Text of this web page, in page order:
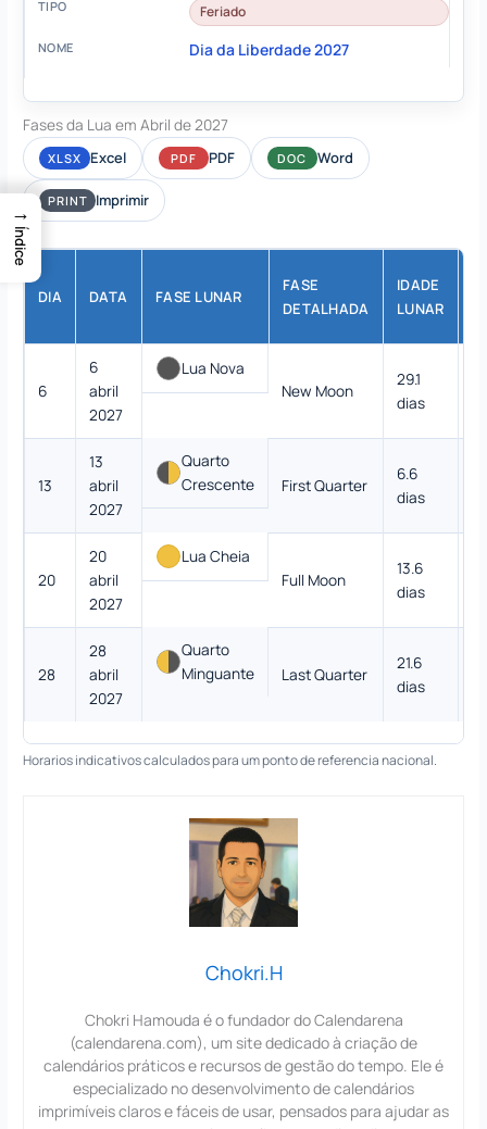
Feriado
Dia da Liberdade 2027
Fases da Lua em Abril de 2027
XLSX Excel PDF PDF DOC Word
PRINT Imprimir
DIA DATA FASE LUNAR
FASE
DETALHADA
IDADE
LUNAR
6
6
abril
2027
Lua Nova
New Moon
29.1
dias
13
13
abril
2027
Quarto
Crescente
First Quarter
6.6
dias
20
20
abril
2027
Lua Cheia
Full Moon
13.6
dias
28
28
abril
2027
Quarto
Minguante
Last Quarter
21.6
dias
Horarios indicativos calculados para um ponto de referencia nacional.
Chokri.H
Chokri Hamouda é o fundador do Calendarena
(calendarena.com), um site dedicado à criação de
calendários práticos e recursos de gestão do tempo. Ele é
especializado no desenvolvimento de calendários
imprimíveis claros e fáceis de usar, pensados para ajudar as
→
Índice